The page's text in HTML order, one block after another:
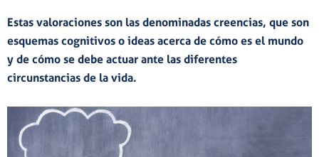
Estas valoraciones son las denominadas creencias, que son
esquemas cognitivos o ideas acerca de cómo es el mundo
y de cómo se debe actuar ante las diferentes
circunstancias de la vida.